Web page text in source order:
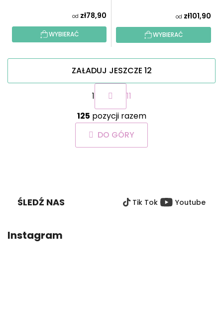
od zł78,90
WYBIERAĆ
od zł101,90
WYBIERAĆ
K
o
n
t
r
ZAŁADUJ JESZCZE 12
P
a
g
i
n
a
c
1
11
125 pozycji razem
DO GÓRY
ŚLEDŹ NAS Tik Tok Youtube
Instagram